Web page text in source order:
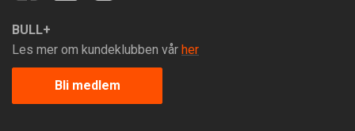
BULL+
Les mer om kundeklubben vår her
Bli medlem